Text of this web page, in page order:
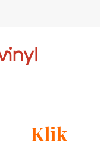
Klik